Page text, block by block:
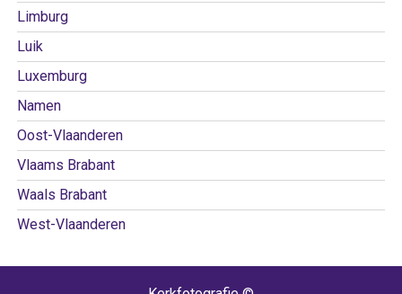
Limburg
Luik
Luxemburg
Namen
Oost-Vlaanderen
Vlaams Brabant
Waals Brabant
West-Vlaanderen